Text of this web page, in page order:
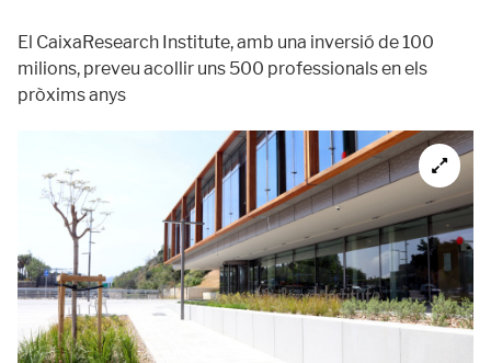
El CaixaResearch Institute, amb una inversió de 100
milions, preveu acollir uns 500 professionals en els
pròxims anys